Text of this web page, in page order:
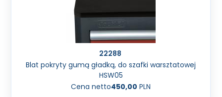
22288
Blat pokryty gumą gładką, do szafki warsztatowej
HSW05
Cena netto450,00 PLN